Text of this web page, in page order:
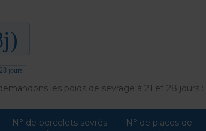
les poids de sevrage à 21 et 28 jours :
N° de porcelets sevrés
N° de places de